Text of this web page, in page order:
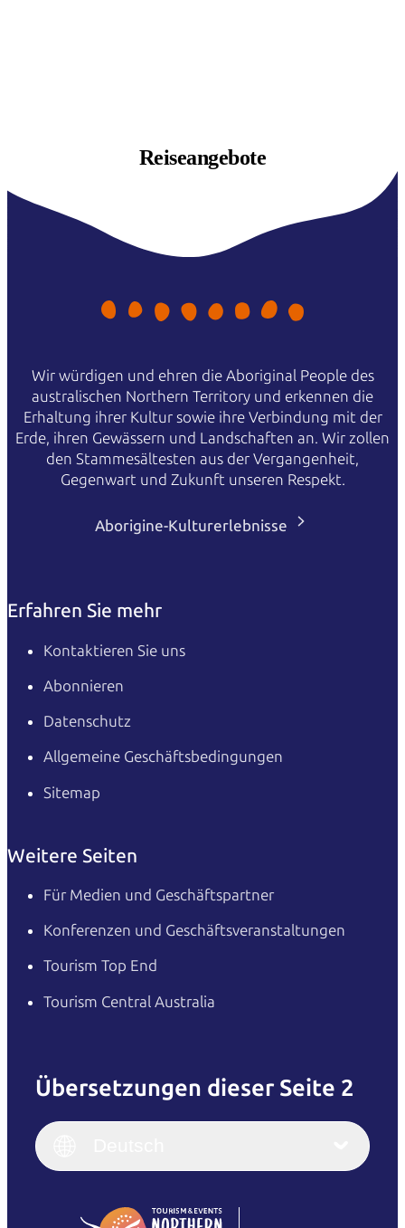
Reiseangebote
Wir würdigen und ehren die Aboriginal People des
australischen Northern Territory und erkennen die
Erhaltung ihrer Kultur sowie ihre Verbindung mit der
Erde, ihren Gewässern und Landschaften an. Wir zollen
den Stammesältesten aus der Vergangenheit,
Gegenwart und Zukunft unseren Respekt.
Aborigine-Kulturerlebnisse
Erfahren Sie mehr
Kontaktieren Sie uns
Abonnieren
Datenschutz
Allgemeine Geschäftsbedingungen
Sitemap
Weitere Seiten
Für Medien und Geschäftspartner
Konferenzen und Geschäftsveranstaltungen
Tourism Top End
Tourism Central Australia
Übersetzungen dieser Seite 2
English
Italiano